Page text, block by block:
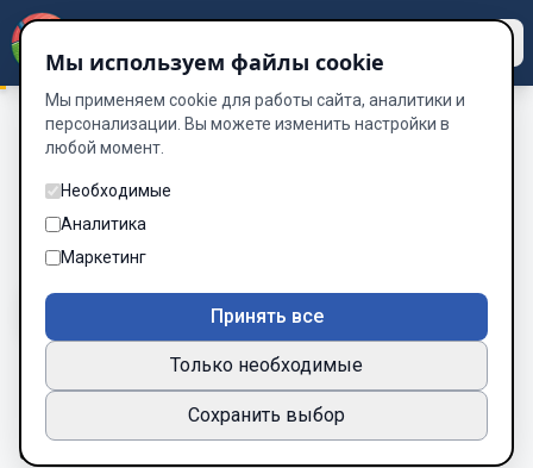
Раскол миров / Языковой барьер
Языковой барьер
Глава 1 из 8
Шрифт
– Ух… чёрт где я?  Кто я? Что это за место?
Очнувшись в незнакомом месте я бегло огляделся по
сторонам и понял что я нахожусь в тёмном лесу. В
Мы используем файлы cookie
Мы применяем cookie для работы сайта, аналитики и
персонализации. Вы можете изменить настройки в
любой момент.
Необходимые
Аналитика
Маркетинг
Принять все
Только необходимые
Сохранить выбор